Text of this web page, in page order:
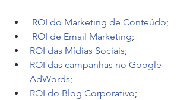
ROI do Marketing de Conteúdo;
ROI de Email Marketing;
ROI das Mídias Sociais;
ROI das campanhas no Google
AdWords;
ROI do Blog Corporativo;